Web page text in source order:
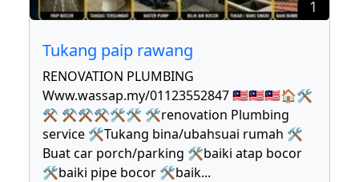
1
Tukang paip rawang
RENOVATION PLUMBING
Www.wassap.my/01123552847 🇲🇾🇲🇾🇲🇾🏠🛠
⚒ ⚒⚒⚒🛠🛠 🛠renovation Plumbing
service 🛠Tukang bina/ubahsuai rumah 🛠
Buat car porch/parking 🛠baiki atap bocor
🛠baiki pipe bocor 🛠baik...